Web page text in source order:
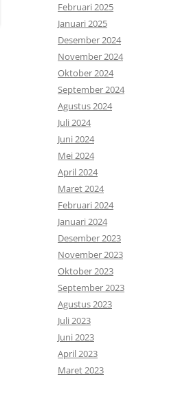
Februari 2025
Januari 2025
Desember 2024
November 2024
Oktober 2024
September 2024
Agustus 2024
Juli 2024
Juni 2024
Mei 2024
April 2024
Maret 2024
Februari 2024
Januari 2024
Desember 2023
November 2023
Oktober 2023
September 2023
Agustus 2023
Juli 2023
Juni 2023
April 2023
Maret 2023